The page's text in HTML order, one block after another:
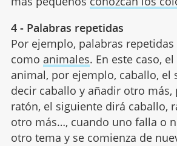
4 - Palabras repetidas
Por ejemplo, palabras
como animales. En este caso,
animal, por ejemplo, caballo, el
decir caballo y añadir otro más,
ratón, el siguiente dirá caballo,
otro más…, cuando uno falla o
otro tema y se comienza de